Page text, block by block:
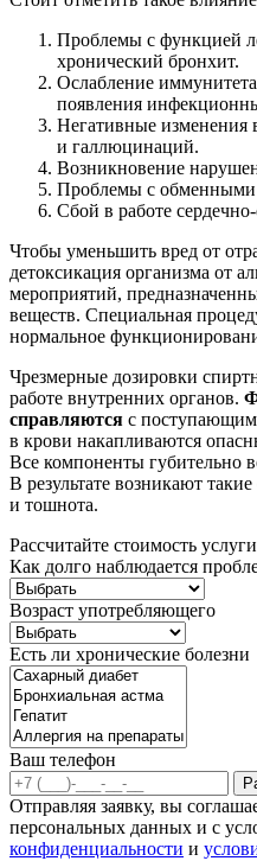
Проблемы с функцией
хронический бронхит.
Ослабление
появления
Негативные изменения
и галлюцинаций.
Возникновение
Проблемы с обменными
Сбой в работе
Чтобы уменьшить вред от
детоксикация организма от
мероприятий,
веществ. Специальная
нормальное
Чрезмерные дозировки
работе внутренних органов.
справляются с
в крови накапливаются
Все компоненты губительно
В результате возникают
и тошнота.
Рассчитайте стоимость услуги
Как долго наблюдается
Возраст употребляющего
Есть ли хронические болезни
Ваш телефон
Отправляя заявку, вы
персональных данных и с
конфиденциальности и